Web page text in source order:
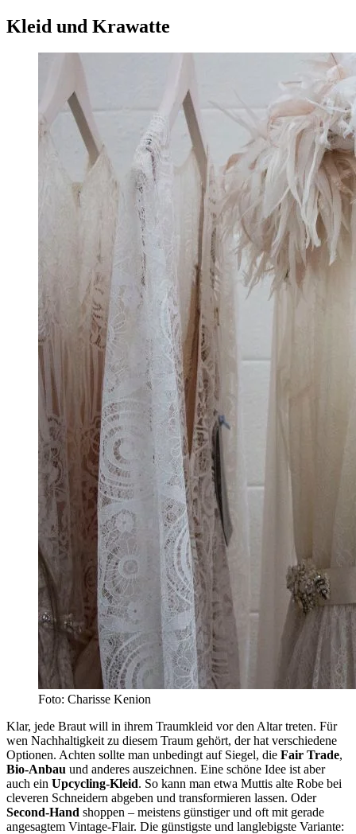
Kleid und Krawatte
Foto: Charisse Kenion
Klar, jede Braut will in ihrem Traumkleid vor den Altar treten. Für
wen Nachhaltigkeit zu diesem Traum gehört, der hat verschiedene
Optionen. Achten sollte man unbedingt auf Siegel, die Fair Trade,
Bio-Anbau und anderes auszeichnen. Eine schöne Idee ist aber
auch ein Upcycling-Kleid. So kann man etwa Muttis alte Robe bei
cleveren Schneidern abgeben und transformieren lassen. Oder
Second-Hand shoppen – meistens günstiger und oft mit gerade
angesagtem Vintage-Flair. Die günstigste und langlebigste Variante: